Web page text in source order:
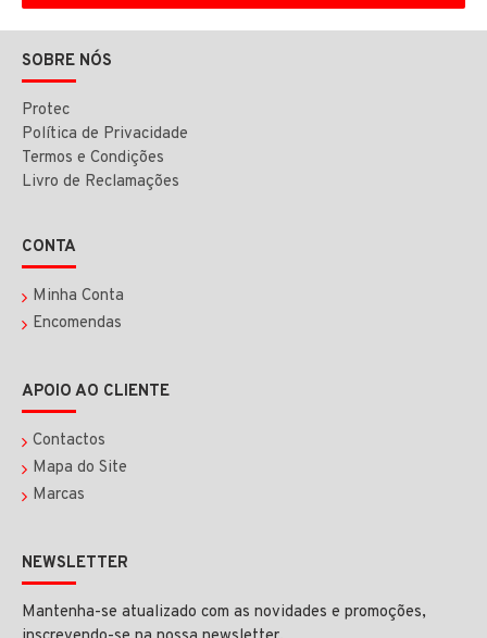
SOBRE NÓS
Protec
Política de Privacidade
Termos e Condições
Livro de Reclamações
CONTA
Minha Conta
Encomendas
APOIO AO CLIENTE
Contactos
Mapa do Site
Marcas
NEWSLETTER
Mantenha-se atualizado com as novidades e promoções,